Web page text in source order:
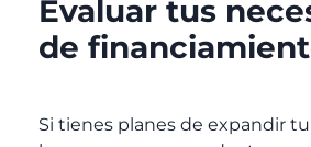
Evaluar tus
de
Si tienes planes de expandir